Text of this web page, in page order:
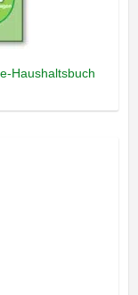
Haushaltsbuch